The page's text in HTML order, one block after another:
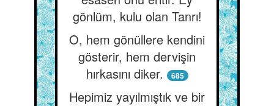
gönlüm, kulu olan Tanrı!
O, hem gönüllere kendini
gösterir, hem dervişin
hırkasını diker.
685
Hepimiz yayılmıştık ve bir